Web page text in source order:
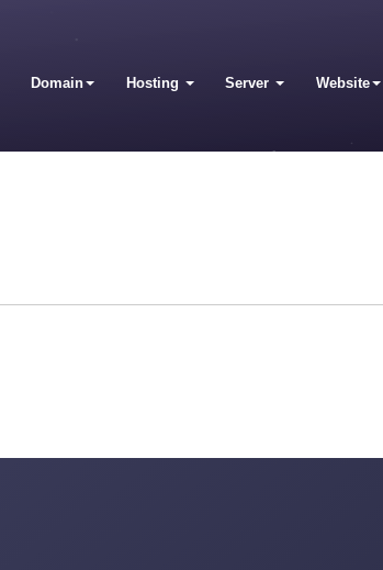
Domain Hosting Server Website